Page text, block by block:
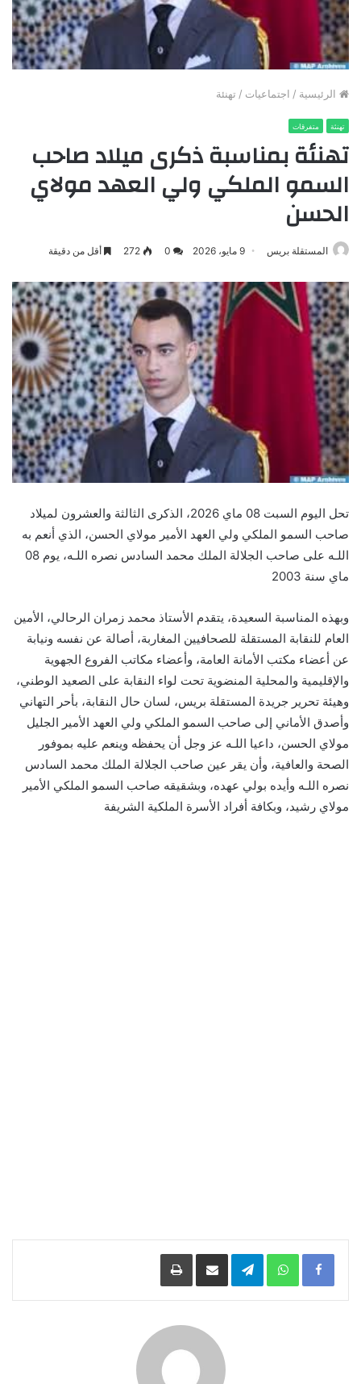
الرئيسية / اجتماعيات / تهنئة
تهنئة متفرقات
تهنئة بمناسبة ذكرى ميلاد صاحب
السمو الملكي ولي العهد مولاي
الحسن
المستقلة بريس 9 مايو، 2026 0
272 أقل من دقيقة
تحل اليوم السبت 08 ماي 2026، الذكرى الثالثة والعشرون لميلاد
صاحب السمو الملكي ولي العهد الأمير مولاي الحسن، الذي أنعم به
اللـه على صاحب الجلالة الملك محمد السادس نصره اللـه، يوم 08
ماي سنة 2003
وبهذه المناسبة السعيدة، يتقدم الأستاذ محمد زمران الرحالي، الأمين
العام للنقابة المستقلة للصحافيين المغاربة، أصالة عن نفسه ونيابة
عن أعضاء مكتب الأمانة العامة، وأعضاء مكاتب الفروع الجهوية
والإقليمية والمحلية المنضوية تحت لواء النقابة على الصعيد الوطني،
وهيئة تحرير جريدة المستقلة بريس، لسان حال النقابة، بأحر التهاني
وأصدق الأماني إلى صاحب السمو الملكي ولي العهد الأمير الجليل
مولاي الحسن، داعيا اللـه عز وجل أن يحفظه وينعم عليه بموفور
الصحة والعافية، وأن يقر عين صاحب الجلالة الملك محمد السادس
نصره اللـه وأيده بولي عهده، وبشقيقه صاحب السمو الملكي الأمير
مولاي رشيد، وبكافة أفراد الأسرة الملكية الشريفة
Facebook
WhatsApp
Telegramمشاركة عبر البريد طباعة